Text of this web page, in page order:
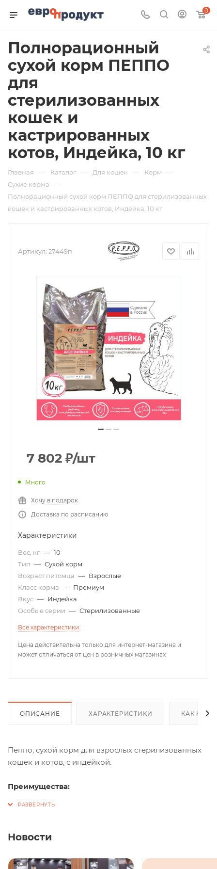
0
Полнорационный
сухой корм ПЕППО
для
стерилизованных
кошек и
кастрированных
котов, Индейка, 10 кг
Главная — Каталог — Для кошек — Корм —
Сухие корма —
Полнорационный сухой корм ПЕППО для стерилизованных
кошек и кастрированных котов, Индейка, 10 кг
Артикул: 27449п
7 802 ₽/шт
Много
Хочу в подарок
Доставка по расписанию
Характеристики
Вес, кг — 10
Тип — Сухой корм
Возраст питомца — Взрослые
Класс корма — Премиум
Вкус — Индейка
Особые серии — Стерилизованные
Все характеристики
Цена действительна только для интернет-магазина и
может отличаться от цен в розничных магазинах
ОПИСАНИЕ ХАРАКТЕРИСТИКИ КАК
Пеппо, сухой корм для взрослых стерилизованных
кошек и котов, с индейкой.
Преимущества:
дрожжевые экстракты, поддерживают
снижают запах от лотка.
Новости